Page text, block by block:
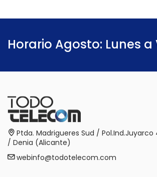
Horario Agosto: Lunes a
Ptda. Madrigueres Sud / Pol.Ind.Juyarco
/ Denia (Alicante)
webinfo@todotelecom.com